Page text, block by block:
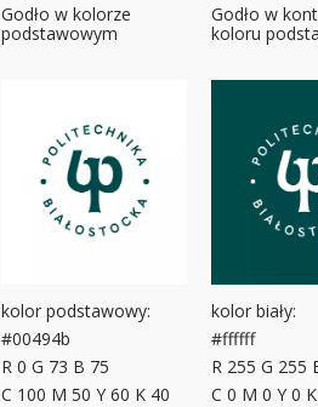
Godło w kolorze
podstawowym
kolor podstawowy:
#00494b
R 0 G 73 B 75
C 100 M 50 Y 60 K 40
Godło w
koloru
kolor biały:
#ffffff
R 255 G 255
C 0 M 0 Y 0